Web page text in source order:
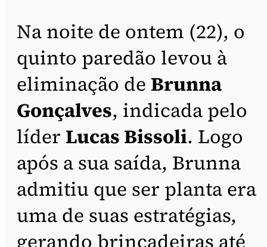
Na noite de ontem (22), o
quinto paredão levou à
eliminação de Brunna
Gonçalves, indicada pelo
líder Lucas Bissoli. Logo
após a sua saída, Brunna
admitiu que ser planta era
uma de suas estratégias,
gerando brincadeiras até